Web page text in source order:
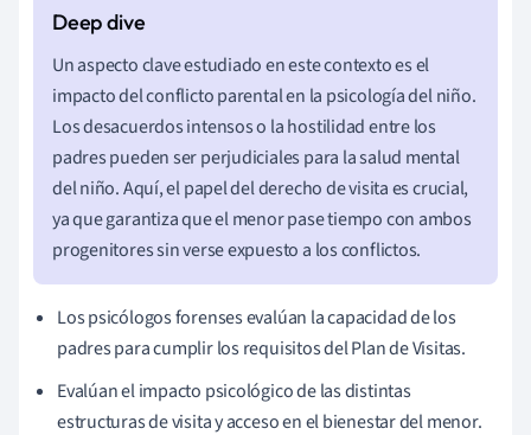
Un aspecto clave estudiado en este contexto es el
impacto del conflicto parental en la psicología del niño.
Los desacuerdos intensos o la hostilidad entre los
padres pueden ser perjudiciales para la salud mental
del niño. Aquí, el papel del derecho de visita es crucial,
ya que garantiza que el menor pase tiempo con ambos
progenitores sin verse expuesto a los conflictos.
Los psicólogos forenses evalúan la capacidad de los
padres para cumplir los requisitos del Plan de Visitas.
Evalúan el impacto psicológico de las distintas
estructuras de visita y acceso en el bienestar del menor.